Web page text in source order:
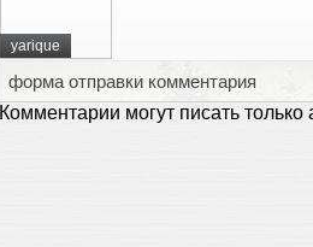
yarique
форма отправки комментария
Комментарии могут писать